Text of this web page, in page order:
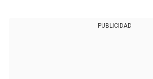
PUBLICIDAD